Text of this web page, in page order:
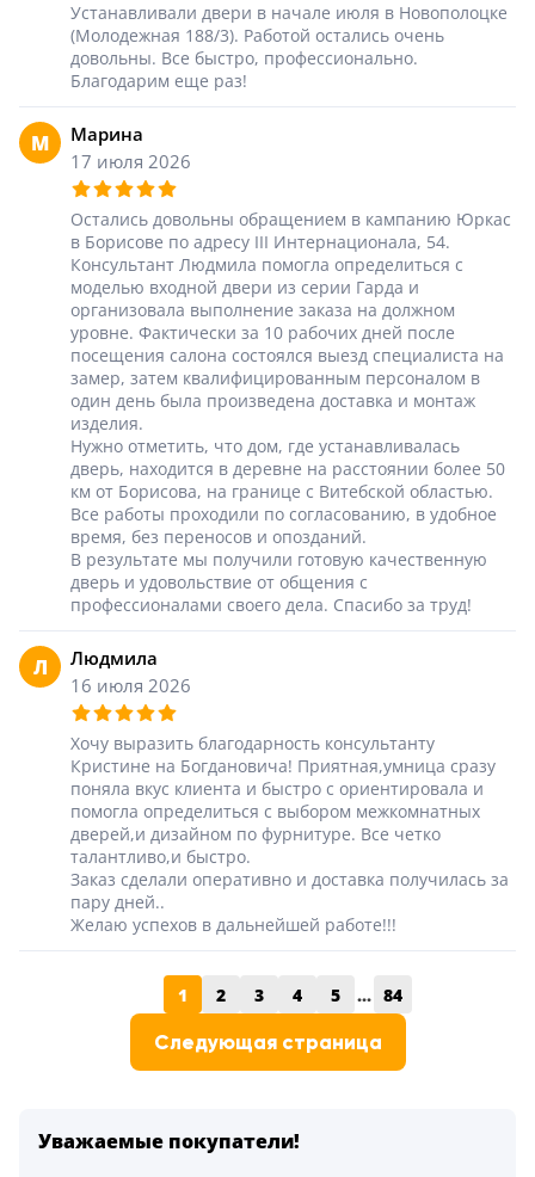
Устанавливали двери в начале июля в Новополоцке
(Молодежная 188/3). Работой остались очень
довольны. Все быстро, профессионально.
Благодарим еще раз!
М
Марина
17 июля 2026
Остались довольны обращением в кампанию Юркас
в Борисове по адресу III Интернационала, 54.
Консультант Людмила помогла определиться с
моделью входной двери из серии Гарда и
организовала выполнение заказа на должном
уровне. Фактически за 10 рабочих дней после
посещения салона состоялся выезд специалиста на
замер, затем квалифицированным персоналом в
один день была произведена доставка и монтаж
изделия.
Нужно отметить, что дом, где устанавливалась
дверь, находится в деревне на расстоянии более 50
км от Борисова, на границе с Витебской областью.
Все работы проходили по согласованию, в удобное
время, без переносов и опозданий.
В результате мы получили готовую качественную
дверь и удовольствие от общения с
профессионалами своего дела. Спасибо за труд!
Л
Людмила
16 июля 2026
Хочу выразить благодарность консультанту
Кристине на Богдановича! Приятная,умница сразу
поняла вкус клиента и быстро с ориентировала и
помогла определиться с выбором межкомнатных
дверей,и дизайном по фурнитуре. Все четко
талантливо,и быстро.
Заказ сделали оперативно и доставка получилась за
пару дней..
Желаю успехов в дальнейшей работе!!!
1 2 3 4 5 ... 84
Следующая страница
Уважаемые покупатели!